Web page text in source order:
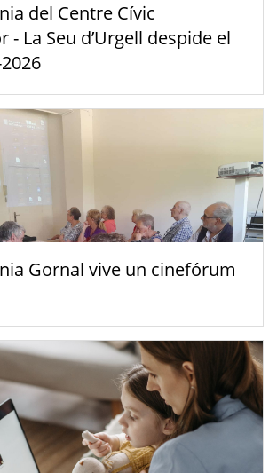
del Centre Cívic
- La Seu d’Urgell despide el
Gornal vive un cinefórum